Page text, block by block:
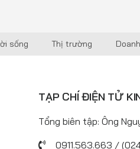
sống Thị trường
TẠP CHÍ ĐIỆN TỬ
Tổng biên tập: Ông
0911.563.663 /